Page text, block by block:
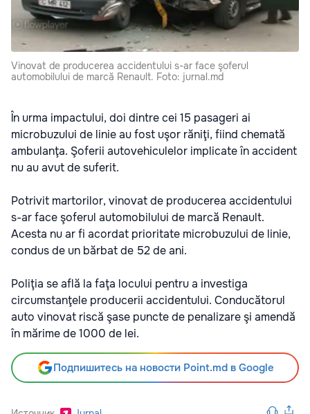
Vinovat de producerea accidentului s-ar face şoferul
automobilului de marcă Renault. Foto: jurnal.md
În urma impactului, doi dintre cei 15 pasageri ai
microbuzului de linie au fost uşor răniţi, fiind chemată
ambulanţa. Şoferii autovehiculelor implicate în accident
nu au avut de suferit.
Potrivit martorilor, vinovat de producerea accidentului
s-ar face şoferul automobilului de marcă Renault.
Acesta nu ar fi acordat prioritate microbuzului de linie,
condus de un bărbat de 52 de ani.
Poliţia se află la faţa locului pentru a investiga
circumstanţele producerii accidentului. Conducătorul
auto vinovat riscă şase puncte de penalizare şi amendă
în mărime de 1000 de lei.
Подпишитесь на новости Point.md в Google